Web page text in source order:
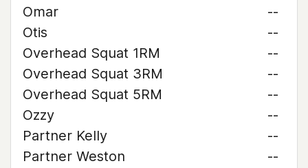
Omar
--
Otis
--
Overhead Squat 1RM
--
Overhead Squat 3RM
--
Overhead Squat 5RM
--
Ozzy
--
Partner Kelly
--
Partner Weston
--